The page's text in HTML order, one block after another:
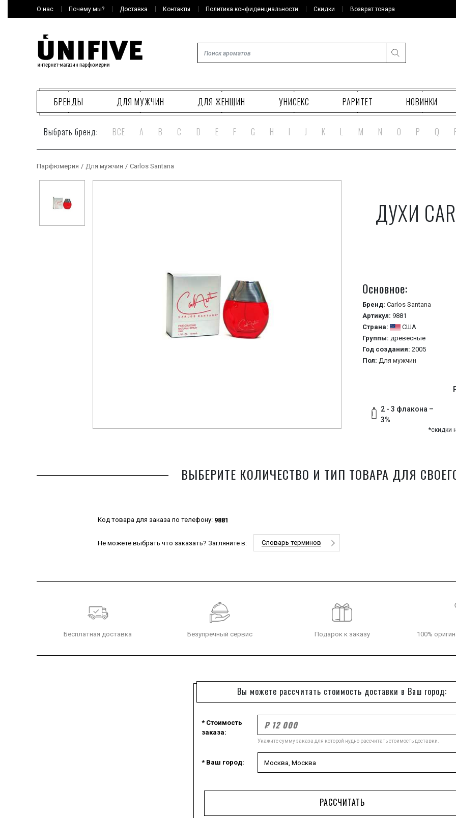
О нас Почему мы? Доставка Контакты Политика конфиденциальности Скидки Возврат товара
БРЕНДЫ ДЛЯ МУЖЧИН ДЛЯ ЖЕНЩИН УНИСЕКС РАРИТЕТ НОВИНКИ
Выбрать бренд: ВСЕ A B C D E F G H I J K L M N O P Q
Парфюмерия / Для мужчин / Carlos Santana
ДУХИ
Основное:
Бренд: Carlos Santana
Артикул: 9881
Страна:
США
Группы: древесные
Год создания: 2005
Пол: Для мужчин
2 - 3 флакона –
3%
*скидки
ВЫБЕРИТЕ КОЛИЧЕСТВО И ТИП ТОВАРА ДЛЯ
Код товара для заказа по телефону: 9881
Не можете выбрать что заказать? Загляните в: Словарь терминов
Бесплатная доставка Безупречный сервис Подарок к заказу 100%
Вы можете рассчитать стоимость доставки в Ваш город:
* Стоимость
заказа:
Укажите сумму заказа для которой нудно рассчитать стоимость доставки.
* Ваш город:
РАССЧИТАТЬ